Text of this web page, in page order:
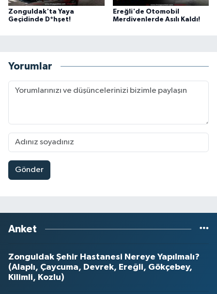
Zonguldak'ta Yaya
Geçidinde D*hşet!
Ereğli'de Otomobil
Merdivenlerde Asılı Kaldı!
Yorumlar
Gönder
Anket
Zonguldak Şehir Hastanesi Nereye Yapılmalı?
(Alaplı, Çaycuma, Devrek, Ereğli, Gökçebey,
Kilimli, Kozlu)